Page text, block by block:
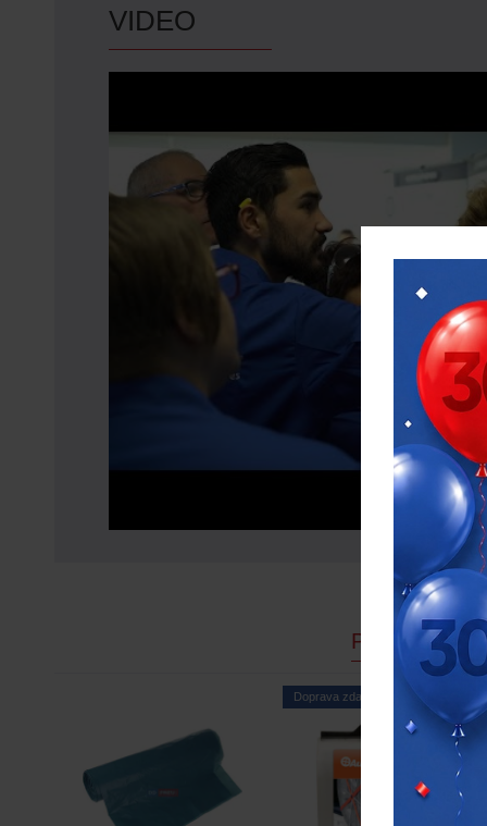
VIDEO
PODOBNÉ
Doprava zdarma